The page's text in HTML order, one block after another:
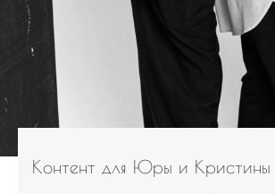
Контент для Юры и Кристины